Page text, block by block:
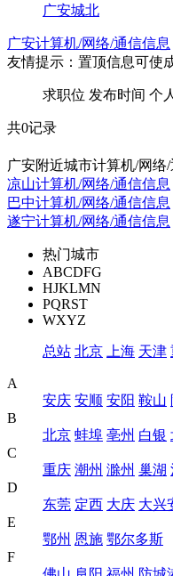
广安城北
广安计算机/网络/通信信息
友情提示：置顶信息可使
求职位 发布时间 个
共0记录
广安附近城市计算机/网络
凉山计算机/网络/通信信息
巴中计算机/网络/通信信息
遂宁计算机/网络/通信信息
热门城市
ABCDFG
HJKLMN
PQRST
WXYZ
总站 北京 上海 天津
A
安庆 安顺 安阳 鞍山
B
北京 蚌埠 亳州 白银
C
重庆 潮州 滁州 巢湖
D
东莞 定西 大庆 大兴
E
鄂州 恩施 鄂尔多斯
F